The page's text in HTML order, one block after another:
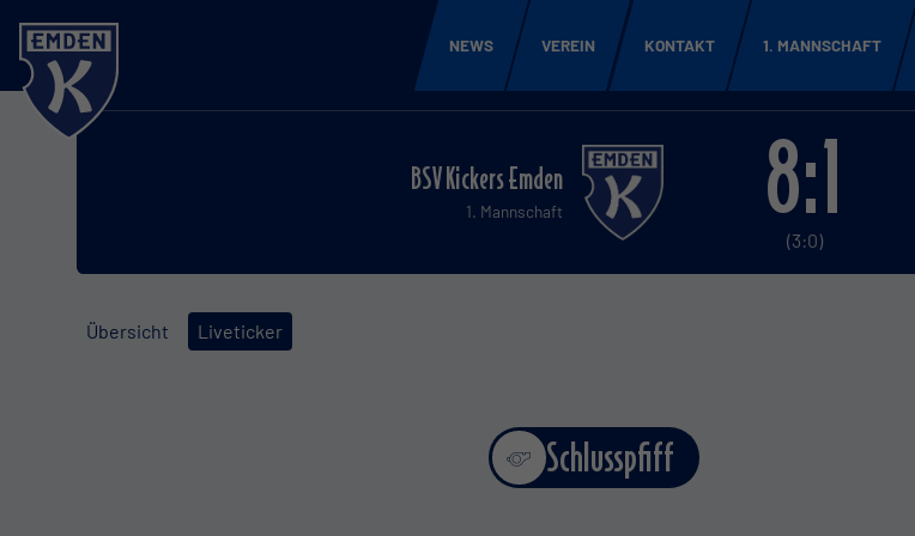
NEWS VEREIN KONTAKT 1. MANNSCHAFT
BSV Kickers Emden
1. Mannschaft 8:1
(3:0)
Übersicht Liveticker
Schlusspfiff